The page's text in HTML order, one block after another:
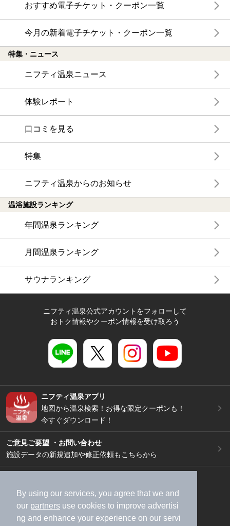
By using our services, you agree that we and
our partners use cookies to improve advertisi
ng and enhance your experience on our servi
おすすめ電子チケット・クーポン一覧
今月の新着電子チケット・クーポン一覧
特集・ニュース
ニフティ温泉ニュース
体験レポート
口コミを見る
特集
ニフティ温泉からのお知らせ
温浴施設ランキング
年間温泉ランキング
月間温泉ランキング
サウナランキング
ニフティ温泉公式アカウントをフォローして
おトク情報やクーポン情報を受け取ろう
ニフティ温泉アプリ
地図から温泉検索！お得な限定クーポンも！
今すぐダウンロード！
ご意見ご要望 ・お問い合わせ
施設データの新規追加や修正依頼もこちらから
加盟店募集（資料請求）
広告出稿のご案内
利用規約
ライフスタイルMEMBERS+規約
特定商取引法に基づく表記
ヘルプ 採用情報